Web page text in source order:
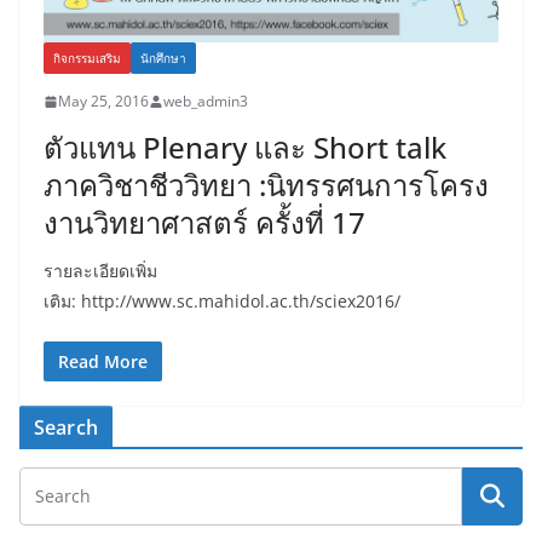
กิจกรรมเสริม นักศึกษา
May 25, 2016 web_admin3
ตัวแทน Plenary และ Short talk
ภาควิชาชีววิทยา :นิทรรศนการโครง
งานวิทยาศาสตร์ ครั้งที่ 17
รายละเอียดเพิ่ม
เติม: http://www.sc.mahidol.ac.th/sciex2016/
Read More
Search